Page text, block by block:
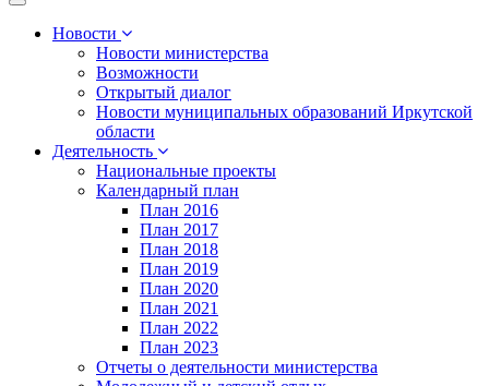
Toggle
navigationНовости
Новости министерства
Возможности
Открытый диалог
Новости муниципальных образований Иркутской
области
Деятельность
Национальные проекты
Календарный план
План 2016
План 2017
План 2018
План 2019
План 2020
План 2021
План 2022
План 2023
Отчеты о деятельности министерства